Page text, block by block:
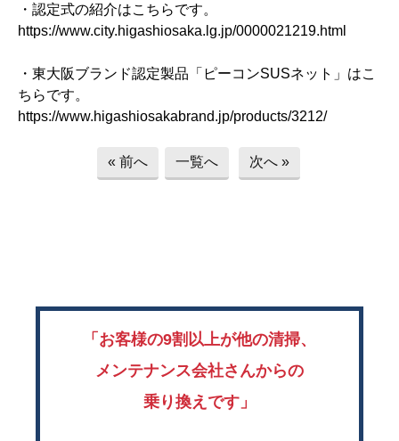
・認定式の紹介はこちらです。
https://www.city.higashiosaka.lg.jp/0000021219.html
・東大阪ブランド認定製品「ピーコンSUSネット」はこ
ちらです。
https://www.higashiosakabrand.jp/products/3212/
« 前へ 一覧へ 次へ »
「お客様の9割以上が他の清掃、
メンテナンス会社さんからの
乗り換えです」